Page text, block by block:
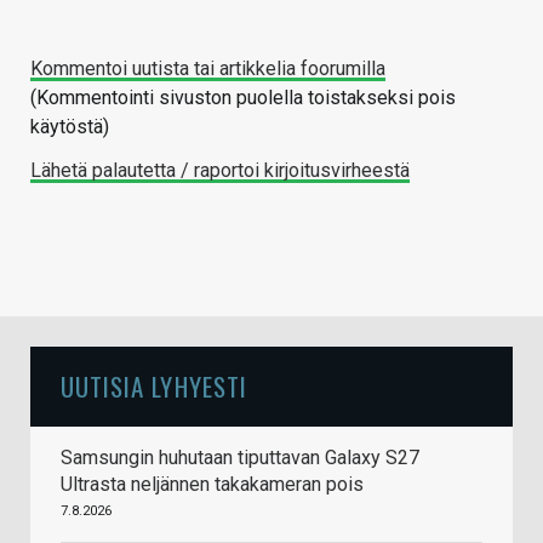
Kommentoi uutista tai artikkelia foorumilla
(Kommentointi sivuston puolella toistakseksi pois
käytöstä)
Lähetä palautetta / raportoi kirjoitusvirheestä
UUTISIA LYHYESTI
Samsungin huhutaan tiputtavan Galaxy S27
Ultrasta neljännen takakameran pois
7.8.2026